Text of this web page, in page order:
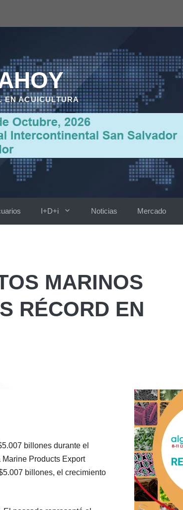
EN ACUICULTURA
I+D+i Noticias Mercado
MARINOS
RÉCORD EN
billones durante el
Products Export
billones, el crecimiento